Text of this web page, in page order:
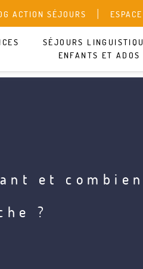
ACTION SÉJOURS
SÉJOURS
ENFANTS ET ADOS
et
?